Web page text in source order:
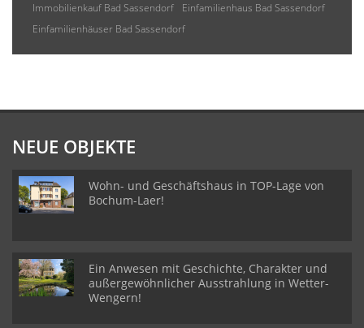
Immobilienkauf Bad Sassendorf
Einfamilienhaus Bad Sassendorf
Einfamilienhäuser Bad Sassendorf
NEUE OBJEKTE
Wohn- und Geschäftshaus in TOP-Lage von
Bochum-Laer!
Ein Anwesen mit Geschichte, Charakter und
außergewöhnlicher Ausstrahlung in Wetter-
Wengern!